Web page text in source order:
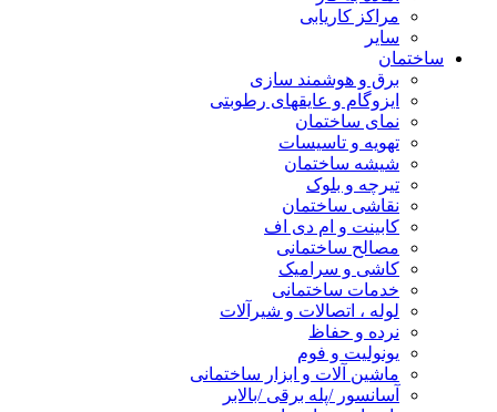
مراکز کاریابی
سایر
ساختمان
برق و هوشمند سازی
ایزوگام و عایقهای رطوبتی
نمای ساختمان
تهویه و تاسیسات
شیشه ساختمان
تیرچه و بلوک
نقاشی ساختمان
کابینت و ام دی اف
مصالح ساختمانی
کاشی و سرامیک
خدمات ساختمانی
لوله ، اتصالات و شیرآلات
نرده و حفاظ
یونولیت و فوم
ماشین آلات و ابزار ساختمانی
آسانسور /پله برقی /بالابر